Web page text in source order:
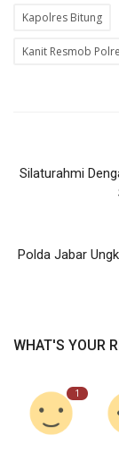
Kapolres Bitung
Kanit Resmob
Silaturahmi
Polda Jabar
WHAT'S YOUR
1